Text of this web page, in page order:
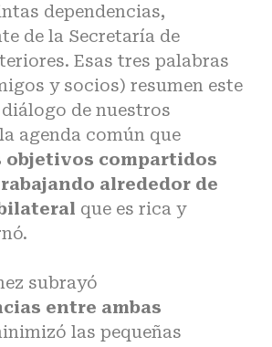
dependencias,
de la Secretaría de
Esas tres palabras
y socios) resumen este
de nuestros
agenda común que
objetivos compartidos
alrededor de
que es rica y
subrayó
entre ambas
las pequeñas